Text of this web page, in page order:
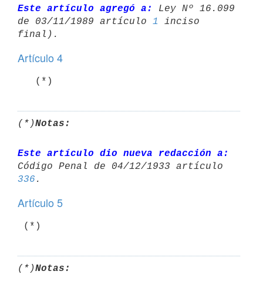
Este artículo agregó a:
Ley Nº 16.099
de 03/11/1989 artículo 1
inciso
Artículo 4
   (*)
(*)Notas:
Este artículo dio nueva redacción a:
Código Penal de 04/12/1933 artículo
336
Artículo 5
(*)
(*)Notas: